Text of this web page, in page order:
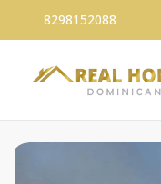
8298152088